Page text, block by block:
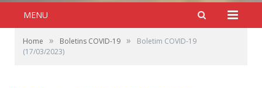
MENU
Home » Boletins COVID-19 »
Boletim COVID-19
(17/03/2023)